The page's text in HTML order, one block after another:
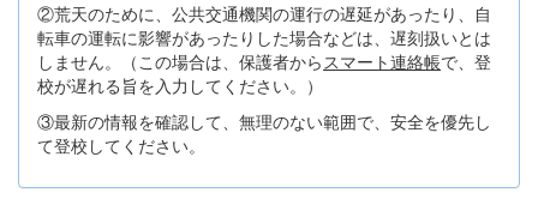
②荒天のために、公共交通機関の運行の遅延があったり、自
転車の運転に影響があったりした場合などは、遅刻扱いとは
しません。（この場合は、保護者からスマート連絡帳で、登
校が遅れる旨を入力してください。）
③最新の情報を確認して、無理のない範囲で、安全を優先し
て登校してください。